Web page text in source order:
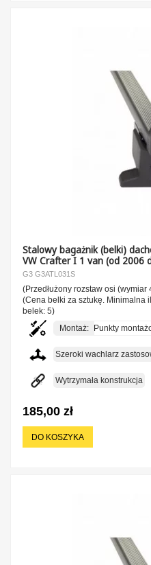
Stalowy bagażnik (belki)
VW Crafter I 1 van (od 2006
G3 G3ATL031S
(Przedłużony rozstaw osi
(Cena belki za sztukę. Minimalna
belek: 5)
Montaż: Punkty
Szeroki wachlarz
Wytrzymała konstrukcja
185,00 zł
DO KOSZYKA